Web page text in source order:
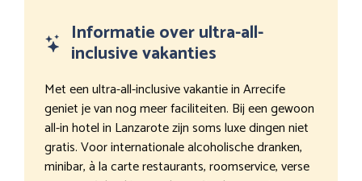
Informatie over ultra-all-
inclusive vakanties
Met een ultra-all-inclusive vakantie in Arrecife
geniet je van nog meer faciliteiten. Bij een gewoon
all-in hotel in Lanzarote zijn soms luxe dingen niet
gratis. Voor internationale alcoholische dranken,
minibar, à la carte restaurants, roomservice, verse